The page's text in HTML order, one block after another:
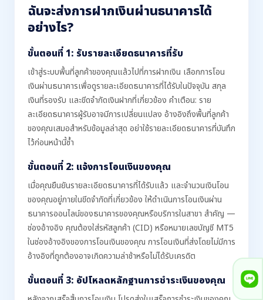
ฉันจะส่งการฝากเงินผ่านธนาคารได้
อย่างไร?
ขั้นตอนที่ 1: รับรายละเอียดธนาคารที่รับ
เข้าสู่ระบบพื้นที่ลูกค้าของคุณแล้วไปที่การฝากเงิน เลือกการโอน
เงินผ่านธนาคารเพื่อดูรายละเอียดธนาคารที่ได้รับในปัจจุบัน สกุล
เงินที่รองรับ และขีดจำกัดเงินฝากที่เกี่ยวข้อง คำเตือน: ราย
ละเอียดธนาคารผู้รับอาจมีการเปลี่ยนแปลง อ้างอิงถึงพื้นที่ลูกค้า
ของคุณเสมอสำหรับข้อมูลล่าสุด อย่าใช้รายละเอียดธนาคารที่บันทึก
ไว้ก่อนหน้านี้ซ้ำ
ขั้นตอนที่ 2: แจ้งการโอนเงินของคุณ
เมื่อคุณยืนยันรายละเอียดธนาคารที่ได้รับแล้ว และจำนวนเงินโอน
ของคุณอยู่ภายในขีดจำกัดที่เกี่ยวข้อง ให้ดำเนินการโอนเงินผ่าน
ธนาคารออนไลน์ของธนาคารของคุณหรือบริการในสาขา สำคัญ —
ช่องอ้างอิง คุณต้องใส่รหัสลูกค้า (CID) หรือหมายเลขบัญชี MT5
ในช่องอ้างอิงของการโอนเงินของคุณ การโอนเงินที่ส่งโดยไม่มีการ
อ้างอิงที่ถูกต้องอาจเกิดความล่าช้าหรือไม่ได้รับเครดิต
ขั้นตอนที่ 3: อัปโหลดหลักฐานการชำระเงินของคุณ